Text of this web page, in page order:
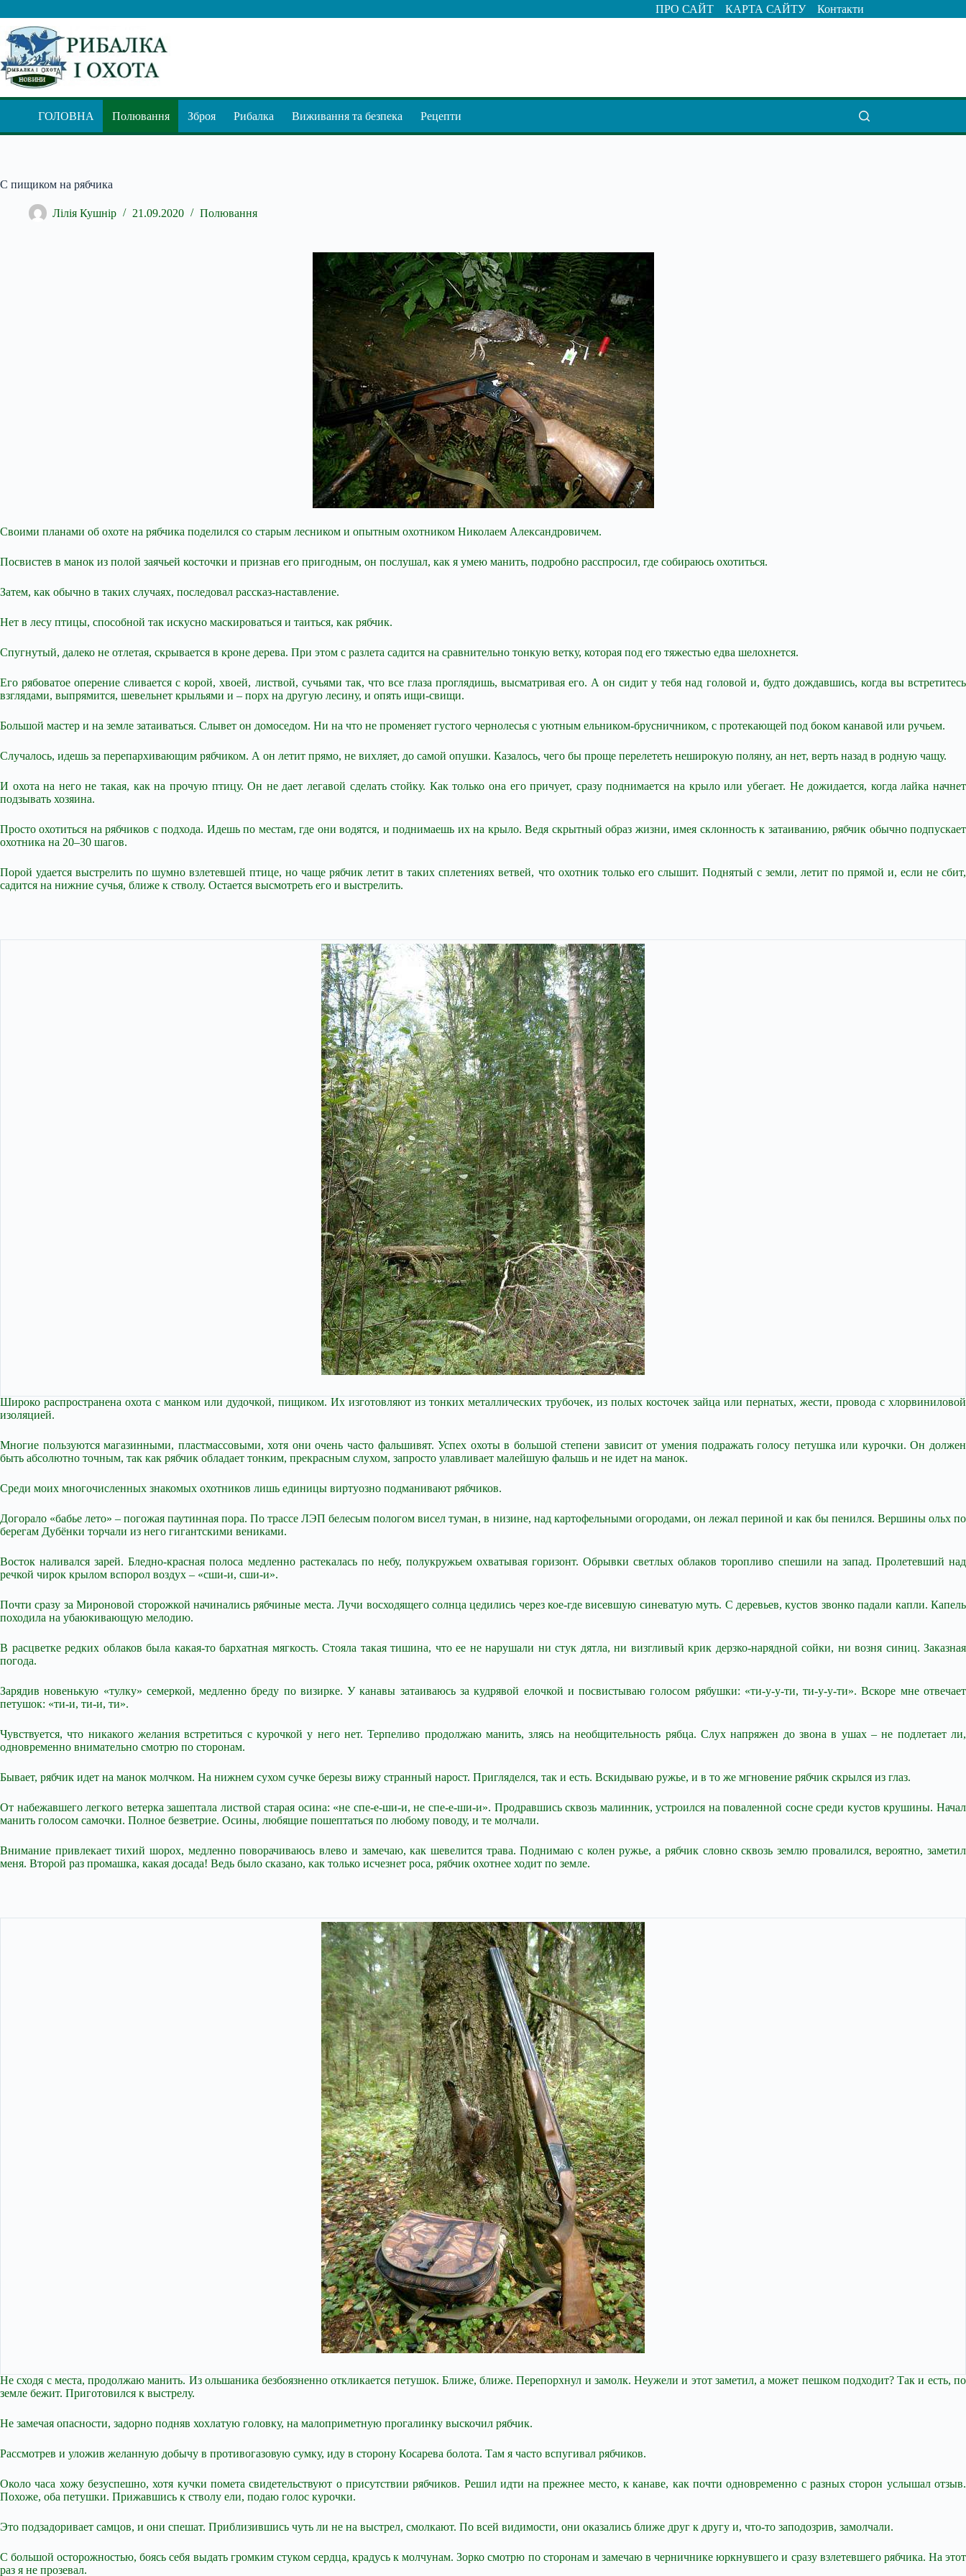
до
вмісту
ПРО САЙТ КАРТА САЙТУ Контакти
ГОЛОВНА Полювання Зброя Рибалка Виживання та безпека Рецепти
С пищиком на рябчика
Лілія Кушнір 21.09.2020 Полювання
Своими планами об охоте на рябчика поделился со старым лесником и опытным охотником Николаем Александровичем.
Посвистев в манок из полой заячьей косточки и признав его пригодным, он послушал, как я умею манить, подробно расспросил, где собираюсь охотиться.
Затем, как обычно в таких случаях, последовал рассказ-наставление.
Нет в лесу птицы, способной так искусно маскироваться и таиться, как рябчик.
Спугнутый, далеко не отлетая, скрывается в кроне дерева. При этом с разлета садится на сравнительно тонкую ветку, которая под его тяжестью едва шелохнется.
Его рябоватое оперение сливается с корой, хвоей, листвой, сучьями так, что все глаза проглядишь, высматривая его. А он сидит у тебя над головой и, будто дождавшись, когда вы встретитесь
взглядами, выпрямится, шевельнет крыльями и – порх на другую лесину, и опять ищи-свищи.
Большой мастер и на земле затаиваться. Слывет он домоседом. Ни на что не променяет густого чернолесья с уютным ельником-брусничником, с протекающей под боком канавой или ручьем.
Случалось, идешь за перепархивающим рябчиком. А он летит прямо, не вихляет, до самой опушки. Казалось, чего бы проще перелететь неширокую поляну, ан нет, верть назад в родную чащу.
И охота на него не такая, как на прочую птицу. Он не дает легавой сделать стойку. Как только она его причует, сразу поднимается на крыло или убегает. Не дожидается, когда лайка начнет
подзывать хозяина.
Просто охотиться на рябчиков с подхода. Идешь по местам, где они водятся, и поднимаешь их на крыло. Ведя скрытный образ жизни, имея склонность к затаиванию, рябчик обычно подпускает
охотника на 20–30 шагов.
Порой удается выстрелить по шумно взлетевшей птице, но чаще рябчик летит в таких сплетениях ветвей, что охотник только его слышит. Поднятый с земли, летит по прямой и, если не сбит,
садится на нижние сучья, ближе к стволу. Остается высмотреть его и выстрелить.
Широко распространена охота с манком или дудочкой, пищиком. Их изготовляют из тонких металлических трубочек, из полых косточек зайца или пернатых, жести, провода с хлорвиниловой
изоляцией.
Многие пользуются магазинными, пластмассовыми, хотя они очень часто фальшивят. Успех охоты в большой степени зависит от умения подражать голосу петушка или курочки. Он должен
быть абсолютно точным, так как рябчик обладает тонким, прекрасным слухом, запросто улавливает малейшую фальшь и не идет на манок.
Среди моих многочисленных знакомых охотников лишь единицы виртуозно подманивают рябчиков.
Догорало «бабье лето» – погожая паутинная пора. По трассе ЛЭП белесым пологом висел туман, в низине, над картофельными огородами, он лежал периной и как бы пенился. Вершины ольх по
берегам Дубёнки торчали из него гигантскими вениками.
Восток наливался зарей. Бледно-красная полоса медленно растекалась по небу, полукружьем охватывая горизонт. Обрывки светлых облаков торопливо спешили на запад. Пролетевший над
речкой чирок крылом вспорол воздух – «сши-и, сши-и».
Почти сразу за Мироновой сторожкой начинались рябчиные места. Лучи восходящего солнца цедились через кое-где висевшую синеватую муть. С деревьев, кустов звонко падали капли. Капель
походила на убаюкивающую мелодию.
В расцветке редких облаков была какая-то бархатная мягкость. Стояла такая тишина, что ее не нарушали ни стук дятла, ни визгливый крик дерзко-нарядной сойки, ни возня синиц. Заказная
погода.
Зарядив новенькую «тулку» семеркой, медленно бреду по визирке. У канавы затаиваюсь за кудрявой елочкой и посвистываю голосом рябушки: «ти-у-у-ти, ти-у-у-ти». Вскоре мне отвечает
петушок: «ти-и, ти-и, ти».
Чувствуется, что никакого желания встретиться с курочкой у него нет. Терпеливо продолжаю манить, злясь на необщительность рябца. Слух напряжен до звона в ушах – не подлетает ли,
одновременно внимательно смотрю по сторонам.
Бывает, рябчик идет на манок молчком. На нижнем сухом сучке березы вижу странный нарост. Пригляделся, так и есть. Вскидываю ружье, и в то же мгновение рябчик скрылся из глаз.
От набежавшего легкого ветерка зашептала листвой старая осина: «не спе-е-ши-и, не спе-е-ши-и». Продравшись сквозь малинник, устроился на поваленной сосне среди кустов крушины. Начал
манить голосом самочки. Полное безветрие. Осины, любящие пошептаться по любому поводу, и те молчали.
Внимание привлекает тихий шорох, медленно поворачиваюсь влево и замечаю, как шевелится трава. Поднимаю с колен ружье, а рябчик словно сквозь землю провалился, вероятно, заметил
меня. Второй раз промашка, какая досада! Ведь было сказано, как только исчезнет роса, рябчик охотнее ходит по земле.
Не сходя с места, продолжаю манить. Из ольшаника безбоязненно откликается петушок. Ближе, ближе. Перепорхнул и замолк. Неужели и этот заметил, а может пешком подходит? Так и есть, по
земле бежит. Приготовился к выстрелу.
Не замечая опасности, задорно подняв хохлатую головку, на малоприметную прогалинку выскочил рябчик.
Рассмотрев и уложив желанную добычу в противогазовую сумку, иду в сторону Косарева болота. Там я часто вспугивал рябчиков.
Около часа хожу безуспешно, хотя кучки помета свидетельствуют о присутствии рябчиков. Решил идти на прежнее место, к канаве, как почти одновременно с разных сторон услышал отзыв.
Похоже, оба петушки. Прижавшись к стволу ели, подаю голос курочки.
Это подзадоривает самцов, и они спешат. Приблизившись чуть ли не на выстрел, смолкают. По всей видимости, они оказались ближе друг к другу и, что-то заподозрив, замолчали.
С большой осторожностью, боясь себя выдать громким стуком сердца, крадусь к молчунам. Зорко смотрю по сторонам и замечаю в черничнике юркнувшего и сразу взлетевшего рябчика. На этот
раз я не прозевал.